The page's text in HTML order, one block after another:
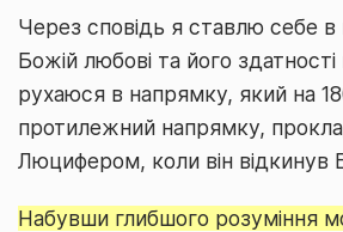
Через сповідь я ставлю себе в
Божій любові та його
рухаюся в напрямку, який на
протилежний напрямку,
Люцифером, коли він
Набувши глибшого розуміння